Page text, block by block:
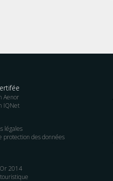
Aenor
IQNet
légales
protection des données
2014